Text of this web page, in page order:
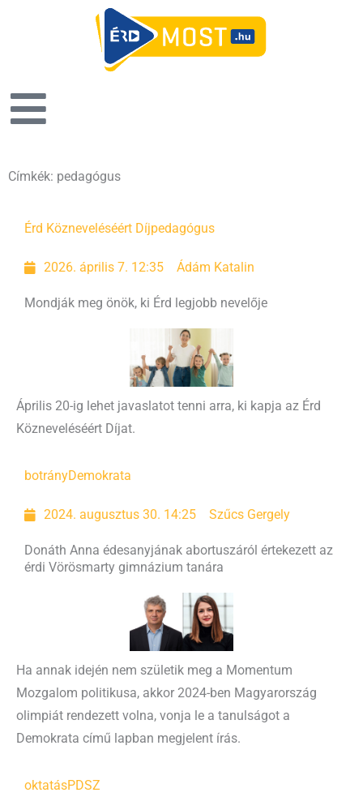
Címkék: pedagógus
Érd Közneveléséért Díjpedagógus
2026. április 7. 12:35 Ádám Katalin
Mondják meg önök, ki Érd legjobb nevelője
Április 20-ig lehet javaslatot tenni arra, ki kapja az Érd
Közneveléséért Díjat.
botrányDemokrata
2024. augusztus 30. 14:25 Szűcs Gergely
Donáth Anna édesanyjának abortuszáról értekezett az
érdi Vörösmarty gimnázium tanára
Ha annak idején nem születik meg a Momentum
Mozgalom politikusa, akkor 2024-ben Magyarország
olimpiát rendezett volna, vonja le a tanulságot a
Demokrata című lapban megjelent írás.
oktatásPDSZ